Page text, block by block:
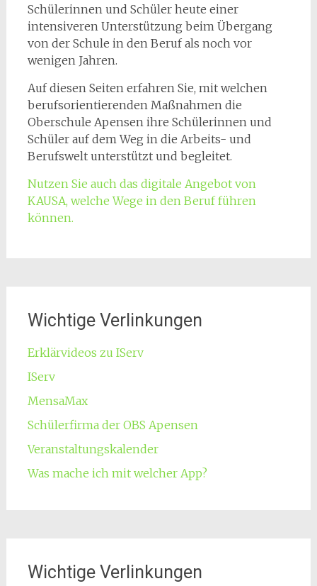
Schülerinnen und Schüler heute einer
intensiveren Unterstützung beim Übergang
von der Schule in den Beruf als noch vor
wenigen Jahren.
Auf diesen Seiten erfahren Sie, mit welchen
berufsorientierenden Maßnahmen die
Oberschule Apensen ihre Schülerinnen und
Schüler auf dem Weg in die Arbeits- und
Berufswelt unterstützt und begleitet.
Nutzen Sie auch das digitale Angebot von
KAUSA, welche Wege in den Beruf führen
können.
Wichtige Verlinkungen
Erklärvideos zu IServ
IServ
MensaMax
Schülerfirma der OBS Apensen
Veranstaltungskalender
Was mache ich mit welcher App?
Wichtige Verlinkungen